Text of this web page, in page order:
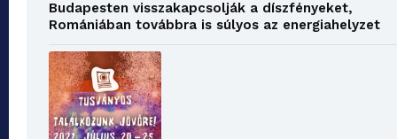
Budapesten visszakapcsolják a díszfényeket,
Romániában továbbra is súlyos az energiahelyzet